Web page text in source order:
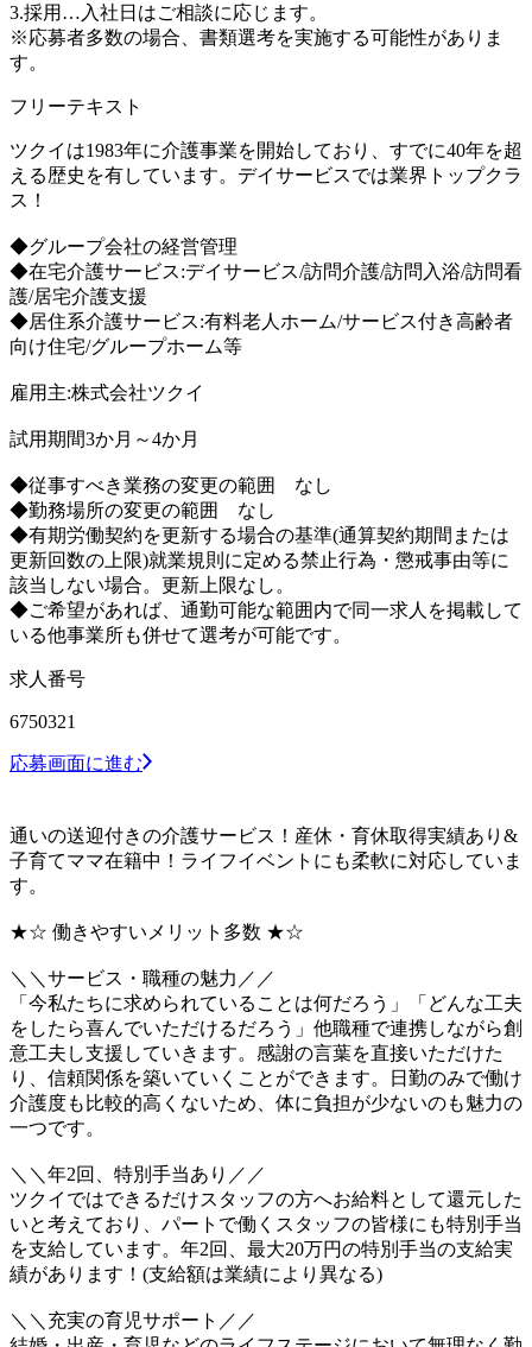
3.採用…入社日はご相談に応じます。
※応募者多数の場合、書類選考を実施する可能性がありま
す。
フリーテキスト
ツクイは1983年に介護事業を開始しており、すでに40年を超
える歴史を有しています。デイサービスでは業界トップクラ
ス！
◆グループ会社の経営管理
◆在宅介護サービス:デイサービス/訪問介護/訪問入浴/訪問看
護/居宅介護支援
◆居住系介護サービス:有料老人ホーム/サービス付き高齢者
向け住宅/グループホーム等
雇用主:株式会社ツクイ
試用期間3か月～4か月
◆従事すべき業務の変更の範囲 なし
◆勤務場所の変更の範囲 なし
◆有期労働契約を更新する場合の基準(通算契約期間または
更新回数の上限)就業規則に定める禁止行為・懲戒事由等に
該当しない場合。更新上限なし。
◆ご希望があれば、通勤可能な範囲内で同一求人を掲載して
いる他事業所も併せて選考が可能です。
求人番号
6750321
応募画面に進む
通いの送迎付きの介護サービス！産休・育休取得実績あり&
子育てママ在籍中！ライフイベントにも柔軟に対応していま
す。
★☆ 働きやすいメリット多数 ★☆
＼＼サービス・職種の魅力／／
「今私たちに求められていることは何だろう」「どんな工夫
をしたら喜んでいただけるだろう」他職種で連携しながら創
意工夫し支援していきます。感謝の言葉を直接いただけた
り、信頼関係を築いていくことができます。日勤のみで働け
介護度も比較的高くないため、体に負担が少ないのも魅力の
一つです。
＼＼年2回、特別手当あり／／
ツクイではできるだけスタッフの方へお給料として還元した
いと考えており、パートで働くスタッフの皆様にも特別手当
を支給しています。年2回、最大20万円の特別手当の支給実
績があります！(支給額は業績により異なる)
＼＼充実の育児サポート／／